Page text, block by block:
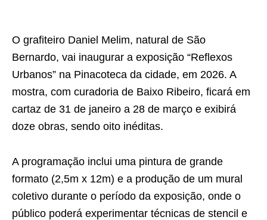
O grafiteiro Daniel Melim, natural de São
Bernardo, vai inaugurar a exposição “Reflexos
Urbanos” na Pinacoteca da cidade, em 2026. A
mostra, com curadoria de Baixo Ribeiro, ficará em
cartaz de 31 de janeiro a 28 de março e exibirá
doze obras, sendo oito inéditas.
A programação inclui uma pintura de grande
formato (2,5m x 12m) e a produção de um mural
coletivo durante o período da exposição, onde o
público poderá experimentar técnicas de stencil e